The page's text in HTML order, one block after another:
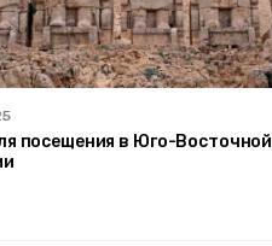
посещения в Юго-Восточной